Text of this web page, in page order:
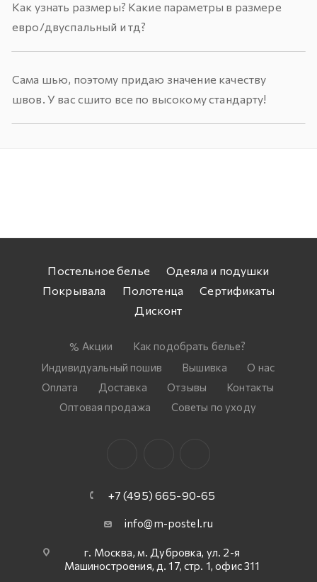
Как узнать размеры? Какие параметры в размере
евро/двуспальный и тд?
Сама шью, поэтому придаю значение качеству
швов. У вас сшито все по высокому стандарту!
Постельное белье
Одеяла и подушки
Покрывала
Полотенца
Сертификаты
Дисконт
Акции
Как подобрать белье?
Индивидуальный пошив
Вышивка
О нас
Оплата
Доставка Отзывы
Контакты
Оптовая продажа
Советы по уходу
+7 (495) 665-90-65
info@m-postel.ru
г. Москва, м. Дубровка, ул. 2-я
Машиностроения, д. 17, стр. 1, офис 311